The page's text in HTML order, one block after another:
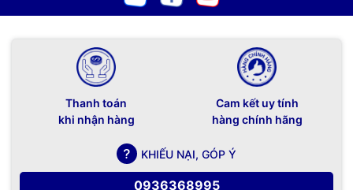
Thanh toán
khi nhận hàng
Cam kết uy tính
hàng chính hãng
KHIẾU NẠI, GÓP Ý
0936368995